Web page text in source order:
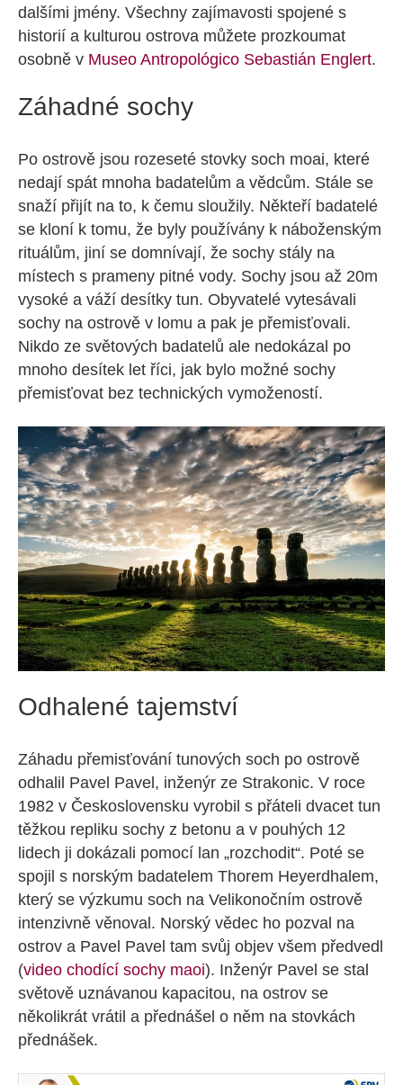
dalšími jmény. Všechny zajímavosti spojené s
historií a kulturou ostrova můžete prozkoumat
osobně v Museo Antropológico Sebastián Englert.
Záhadné sochy
Po ostrově jsou rozeseté stovky soch moai, které
nedají spát mnoha badatelům a vědcům. Stále se
snaží přijít na to, k čemu sloužily. Někteří badatelé
se kloní k tomu, že byly používány k náboženským
rituálům, jiní se domnívají, že sochy stály na
místech s prameny pitné vody. Sochy jsou až 20m
vysoké a váží desítky tun. Obyvatelé vytesávali
sochy na ostrově v lomu a pak je přemisťovali.
Nikdo ze světových badatelů ale nedokázal po
mnoho desítek let říci, jak bylo možné sochy
přemisťovat bez technických vymožeností.
Odhalené tajemství
Záhadu přemisťování tunových soch po ostrově
odhalil Pavel Pavel, inženýr ze Strakonic. V roce
1982 v Československu vyrobil s přáteli dvacet tun
těžkou repliku sochy z betonu a v pouhých 12
lidech ji dokázali pomocí lan „rozchodit“. Poté se
spojil s norským badatelem Thorem Heyerdhalem,
který se výzkumu soch na Velikonočním ostrově
intenzivně věnoval. Norský vědec ho pozval na
ostrov a Pavel Pavel tam svůj objev všem předvedl
(video chodící sochy maoi). Inženýr Pavel se stal
světově uznávanou kapacitou, na ostrov se
několikrát vrátil a přednášel o něm na stovkách
přednášek.